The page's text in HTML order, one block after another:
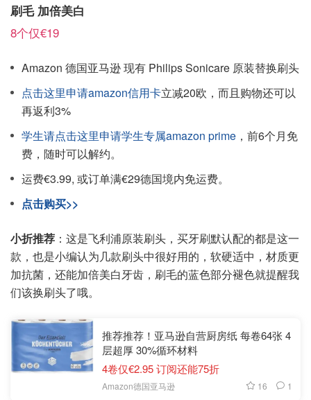
刷毛 加倍美白
8个仅€19
Amazon 德国亚马逊 现有 Philips Sonicare 原装替换刷头
点击这里申请amazon信用卡立减20欧，而且购物还可以
再返利3%
学生请点击这里申请学生专属amazon prime ，前6个月免
费，随时可以解约。
运费€3.99, 或订单满€29德国境内免运费。
点击购买>>
小折推荐 ：这是飞利浦原装刷头，买牙刷默认配的都是这一
款，也是小编认为几款刷头中很好用的，软硬适中，材质更
加抗菌，还能加倍美白牙齿，刷毛的蓝色部分褪色就提醒我
们该换刷头了哦。
推荐推荐！亚马逊自营厨房纸 每卷64张 4
层超厚 30%循环材料
4卷仅€2.95 订阅还能75折
Amazon德国亚马逊 16 1